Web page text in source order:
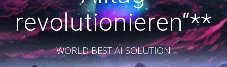
revolutionieren“**
WORLD BEST AI SOLUTION